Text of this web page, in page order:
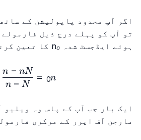
اگر آپ محدود پاپولیشن کے
تو آپ کو پہلے درج ذیل
ہوئے ایڈجسٹ شدہ n₀ کا تعین
N} n
0
=
n − N
n − nN
ایک بار جب آپ کے پاس وہ ویلیو
مارجن آف ایرر کے مرکزی